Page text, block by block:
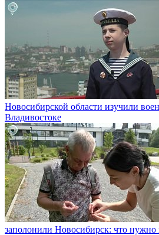
Новосибирской области изучили
Владивостоке
заполонили Новосибирск: что нужно